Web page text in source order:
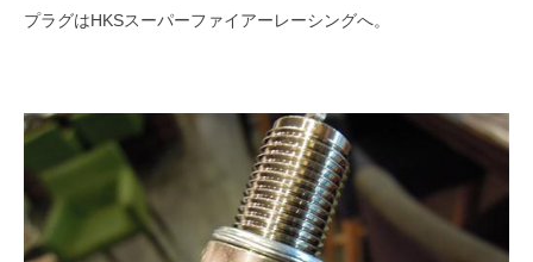
プラグはHKSスーパーファイアーレーシングへ。